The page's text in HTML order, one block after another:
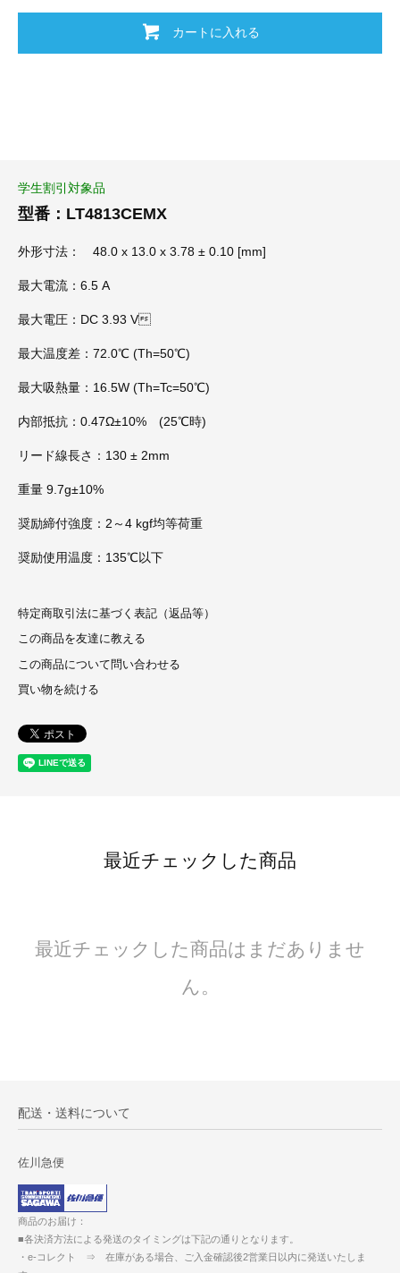
カートに入れる
学生割引対象品
型番：LT4813CEMX
外形寸法： 48.0 x 13.0 x 3.78 ± 0.10 [mm]
最大電流：6.5 A
最大電圧：DC 3.93 V
最大温度差：72.0℃ (Th=50℃)
最大吸熱量：16.5W (Th=Tc=50℃)
内部抵抗：0.47Ω±10% (25℃時)
リード線長さ：130 ± 2mm
重量 9.7g±10%
奨励締付強度：2～4 kgf均等荷重
奨励使用温度：135℃以下
特定商取引法に基づく表記（返品等）
この商品を友達に教える
この商品について問い合わせる
買い物を続ける
最近チェックした商品
最近チェックした商品はまだありませ
ん。
配送・送料について
佐川急便
商品のお届け：
■各決済方法による発送のタイミングは下記の通りとなります。
・e-コレクト ⇒ 在庫がある場合、ご入金確認後2営業日以内に発送いたしま